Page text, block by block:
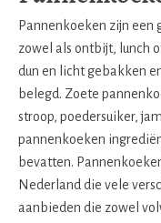
Pannenkoeken zijn
zowel als ontbijt, lunch
dun en licht gebakken
belegd. Zoete
stroop, poedersuiker,
pannenkoeken
bevatten.
Nederland die vele
aanbieden die zowel